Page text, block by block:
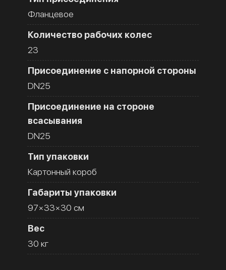
Фланцевое
Количество рабочих колес
23
Присоединение с напорной стороны
DN25
Присоединение на стороне
всасывания
DN25
Тип упаковки
Картонный короб
Габариты упаковки
97×33×30 см
Вес
30 кг